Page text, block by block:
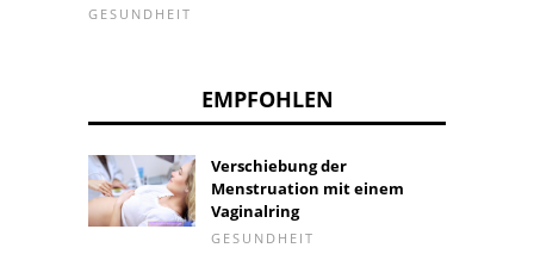
GESUNDHEIT
EMPFOHLEN
Verschiebung der
Menstruation mit einem
Vaginalring
GESUNDHEIT